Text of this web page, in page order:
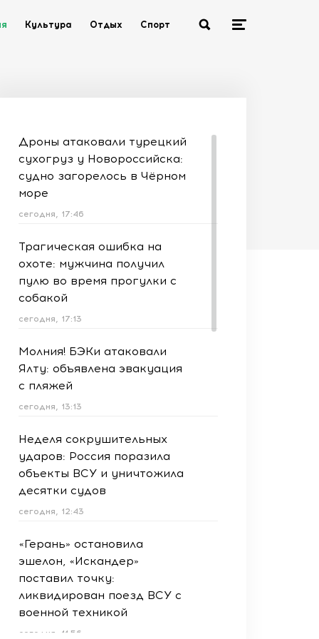
Культура Отдых Спорт
Дроны атаковали турецкий
сухогруз у Новороссийска:
судно загорелось в Чёрном
море
сегодня, 17:46
Трагическая ошибка на
охоте: мужчина получил
пулю во время прогулки с
собакой
сегодня, 17:13
Молния! БЭКи атаковали
Ялту: объявлена эвакуация
с пляжей
сегодня, 13:13
Неделя сокрушительных
ударов: Россия поразила
объекты ВСУ и уничтожила
десятки судов
сегодня, 12:43
«Герань» остановила
эшелон, «Искандер»
поставил точку:
ликвидирован поезд ВСУ с
военной техникой
сегодня, 11:56